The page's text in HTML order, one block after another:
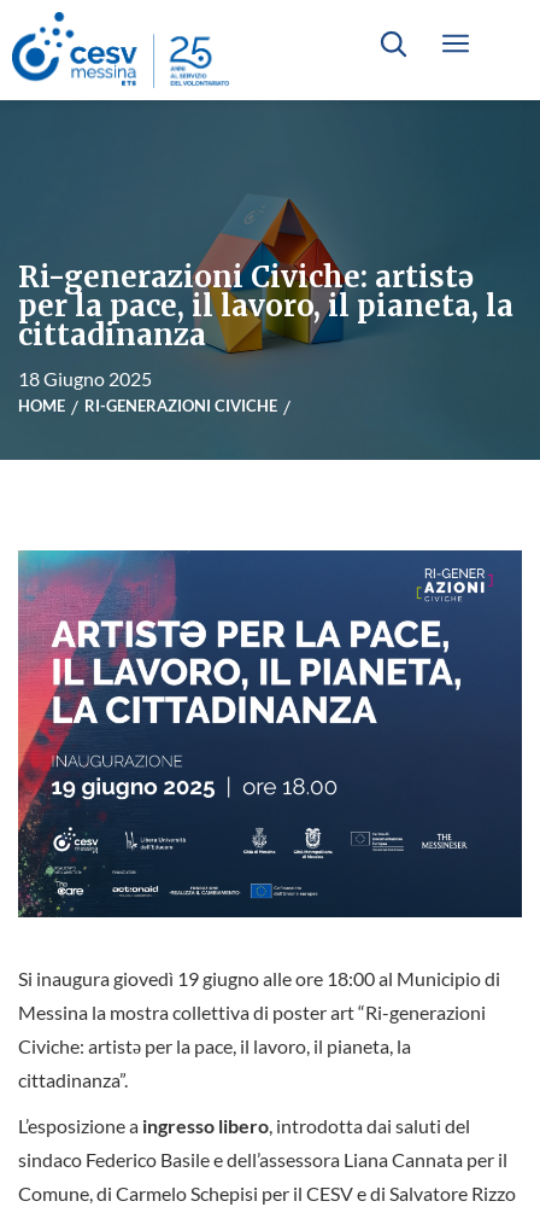
Ri-generazioni Civiche: artistə
per la pace, il lavoro, il pianeta, la
cittadinanza
18 Giugno 2025
HOME RI-GENERAZIONI CIVICHE
Si inaugura giovedì 19 giugno alle ore 18:00 al Municipio di
Messina la mostra collettiva di poster art “Ri-generazioni
Civiche: artistə per la pace, il lavoro, il pianeta, la
cittadinanza”.
L’esposizione a ingresso libero, introdotta dai saluti del
sindaco Federico Basile e dell’assessora Liana Cannata per il
Comune, di Carmelo Schepisi per il CESV e di Salvatore Rizzo